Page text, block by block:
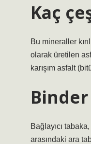
Kaç
Bu mineraller
olarak üretilen
karışım asfalt
Bağlayıcı
arasındaki ara